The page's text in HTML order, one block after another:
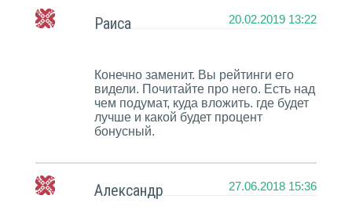
Раиса 20.02.2019 13:22
Конечно заменит. Вы рейтинги его
видели. Почитайте про него. Есть над
чем подумат, куда вложить. где будет
лучше и какой будет процент
бонусный.
Александр 27.06.2018 15:36